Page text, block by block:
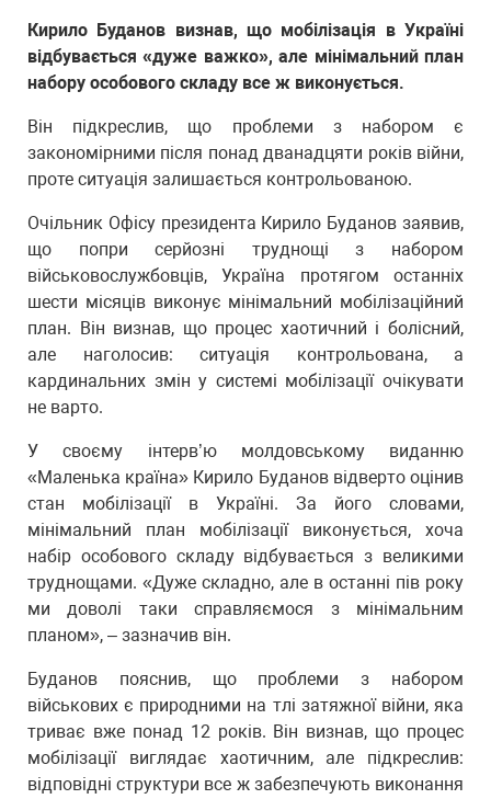
Кирило Буданов визнав, що мобілізація в Україні
відбувається «дуже важко», але мінімальний план
набору особового складу все ж виконується.
Він підкреслив, що проблеми з набором є
закономірними після понад дванадцяти років війни,
проте ситуація залишається контрольованою.
Очільник Офісу президента Кирило Буданов заявив,
що попри серйозні труднощі з набором
військовослужбовців, Україна протягом останніх
шести місяців виконує мінімальний мобілізаційний
план. Він визнав, що процес хаотичний і болісний,
але наголосив: ситуація контрольована, а
кардинальних змін у системі мобілізації очікувати
не варто.
У своєму інтерв’ю молдовському виданню
«Маленька країна» Кирило Буданов відверто оцінив
стан мобілізації в Україні. За його словами,
мінімальний план мобілізації виконується, хоча
набір особового складу відбувається з великими
труднощами. «Дуже складно, але в останні пів року
ми доволі таки справляємося з мінімальним
планом», – зазначив він.
Буданов пояснив, що проблеми з набором
військових є природними на тлі затяжної війни, яка
триває вже понад 12 років. Він визнав, що процес
мобілізації виглядає хаотичним, але підкреслив:
відповідні структури все ж забезпечують виконання